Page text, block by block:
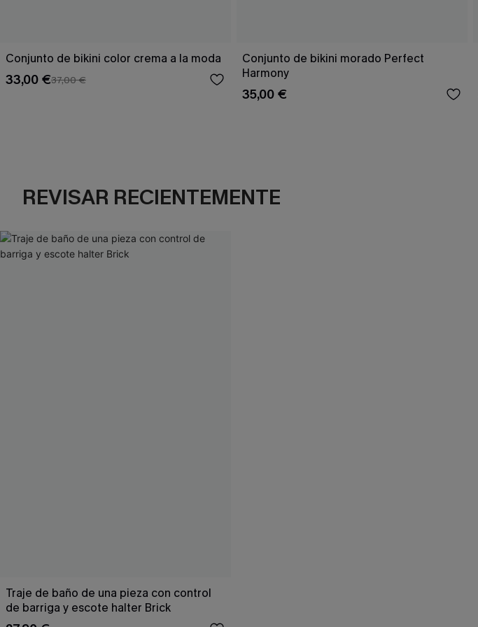
Conjunto de bikini color crema a la moda
33,00 €37,00 €
Conjunto de bikini morado Perfect
Harmony
35,00 €
REVISAR RECIENTEMENTE
Traje de baño de una pieza con control
de barriga y escote halter Brick